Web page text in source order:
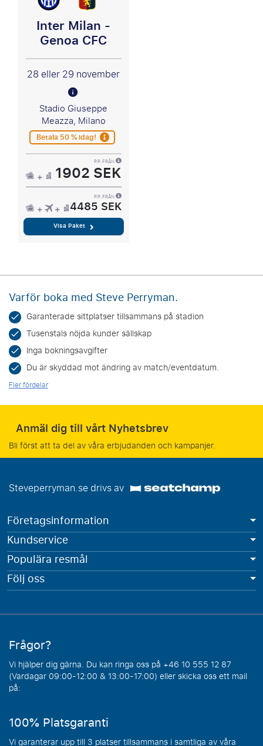
Inter Milan -
Genoa CFC
28 eller 29 november
Stadio Giuseppe
Meazza, Milano
Betala 50 % idag!
P.P. FRÅN
1902 SEK
P.P. FRÅN
4485 SEK
Visa Paket
Varför boka med Steve Perryman.
Garanterade sittplatser tillsammans på stadion
Tusenstals nöjda kunder sällskap
Inga bokningsavgifter
Du är skyddad mot ändring av match/eventdatum.
Fler fördelar
Anmäl dig till vårt Nyhetsbrev
Bli först att ta del av våra erbjudanden och kampanjer.
Steveperryman.se drivs av
Företagsinformation
Kundservice
Populära resmål
Följ oss
Frågor?
Vi hjälper dig gärna. Du kan ringa oss på +46 10 555 12 87
(Vardagar 09:00-12:00 & 13:00-17:00) eller skicka oss ett mail
på:
100% Platsgaranti
Vi garanterar upp till 3 platser tillsammans i samtliga av våra